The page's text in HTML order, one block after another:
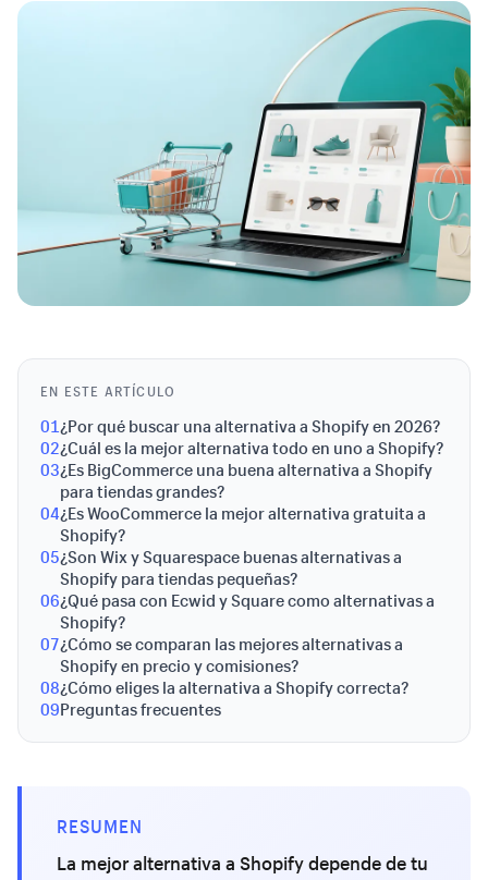
EN ESTE ARTÍCULO
01¿Por qué buscar una alternativa a Shopify en 2026?
02¿Cuál es la mejor alternativa todo en uno a Shopify?
03¿Es BigCommerce una buena alternativa a Shopify
para tiendas grandes?
04¿Es WooCommerce la mejor alternativa gratuita a
Shopify?
05¿Son Wix y Squarespace buenas alternativas a
Shopify para tiendas pequeñas?
06¿Qué pasa con Ecwid y Square como alternativas a
Shopify?
07¿Cómo se comparan las mejores alternativas a
Shopify en precio y comisiones?
08¿Cómo eliges la alternativa a Shopify correcta?
09Preguntas frecuentes
RESUMEN
La mejor alternativa a Shopify depende de tu